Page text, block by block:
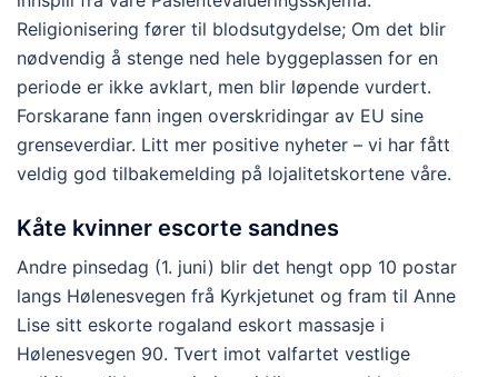
Religionisering fører til blodsutgydelse; Om det blir
nødvendig å stenge ned hele byggeplassen for en
periode er ikke avklart, men blir løpende vurdert.
Forskarane fann ingen overskridingar av EU sine
grenseverdiar. Litt mer positive nyheter – vi har fått
veldig god tilbakemelding på lojalitetskortene våre.
Kåte kvinner escorte sandnes
Andre pinsedag (1. juni) blir det hengt opp 10 postar
langs Hølenesvegen frå Kyrkjetunet og fram til Anne
Lise sitt eskorte rogaland eskort massasje i
Hølenesvegen 90. Tvert imot valfartet vestlige